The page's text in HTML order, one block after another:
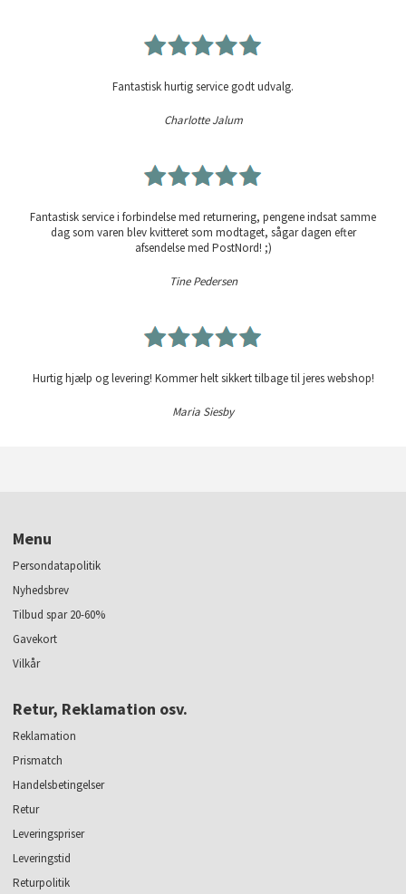
Fantastisk hurtig service godt udvalg.
Charlotte Jalum
Fantastisk service i forbindelse med returnering, pengene indsat samme
dag som varen blev kvitteret som modtaget, sågar dagen efter
afsendelse med PostNord! ;)
Tine Pedersen
Hurtig hjælp og levering! Kommer helt sikkert tilbage til jeres webshop!
Maria Siesby
Menu
Persondatapolitik
Nyhedsbrev
Tilbud spar 20-60%
Gavekort
Vilkår
Retur, Reklamation osv.
Reklamation
Prismatch
Handelsbetingelser
Retur
Leveringspriser
Leveringstid
Returpolitik